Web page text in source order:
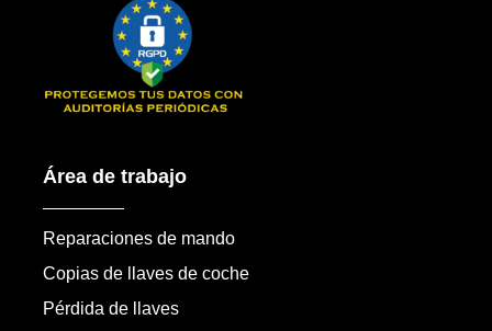
Área de trabajo
Reparaciones de mando
Copias de llaves de coche
Pérdida de llaves